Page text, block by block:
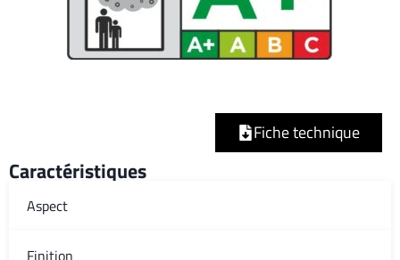
Fiche technique
Caractéristiques
Aspect
Finition